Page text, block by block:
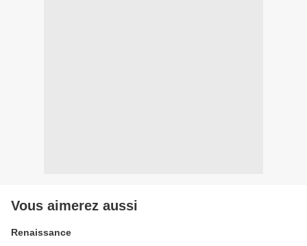
Vous aimerez aussi
Renaissance